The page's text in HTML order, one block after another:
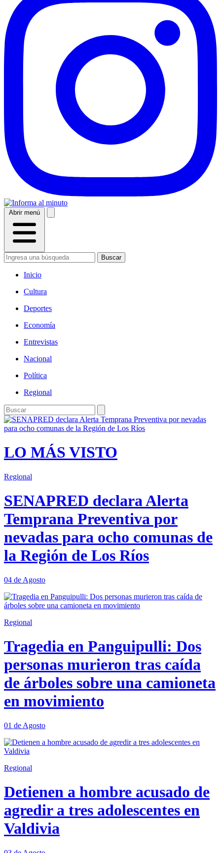
Abrir menú
Buscar
Inicio
Cultura
Deportes
Economía
Entrevistas
Nacional
Política
Regional
LO MÁS VISTO
Regional
SENAPRED declara Alerta
Temprana Preventiva por
nevadas para ocho comunas de
la Región de Los Ríos
04 de Agosto
Regional
Tragedia en Panguipulli: Dos
personas murieron tras caída
de árboles sobre una camioneta
en movimiento
01 de Agosto
Regional
Detienen a hombre acusado de
agredir a tres adolescentes en
Valdivia